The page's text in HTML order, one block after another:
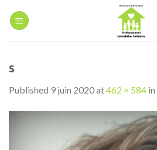
s
Published 9 juin 2020at462 × 584 in